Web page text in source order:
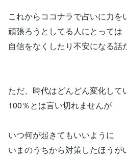
これからココナラで占いに力を
頑張ろうとしてる人にとっては
自信をなくしたり不安になる話
ただ、時代はどんどん変化して
100％とは言い切れませんが
いつ何が起きてもいいように
いまのうちから対策したほうが